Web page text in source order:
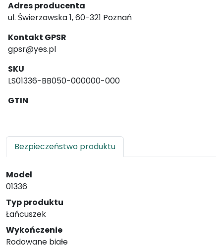
Adres producenta
ul. Świerzawska 1, 60-321 Poznań
Kontakt GPSR
gpsr@yes.pl
SKU
LS01336-BB050-000000-000
GTIN
Bezpieczeństwo produktu
Model
01336
Typ produktu
Łańcuszek
Wykończenie
Rodowane białe